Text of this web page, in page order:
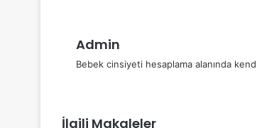
Admin
Bebek cinsiyeti hesaplama alanında
İlgili Makaleler